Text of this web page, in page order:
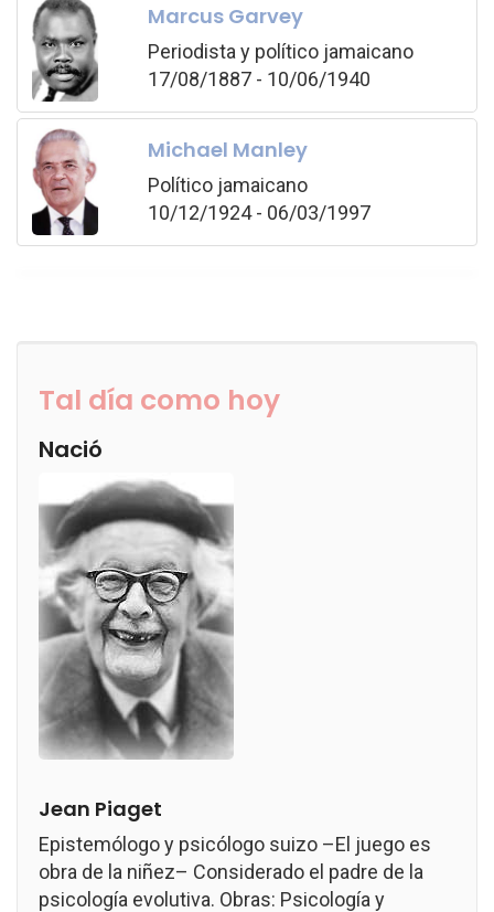
Marcus Garvey
Periodista y político jamaicano
17/08/1887 - 10/06/1940
Michael Manley
Político jamaicano
10/12/1924 - 06/03/1997
Tal día como hoy
Nació
Jean Piaget
Epistemólogo y psicólogo suizo –El juego es
obra de la niñez– Considerado el padre de la
psicología evolutiva. Obras: Psicología y